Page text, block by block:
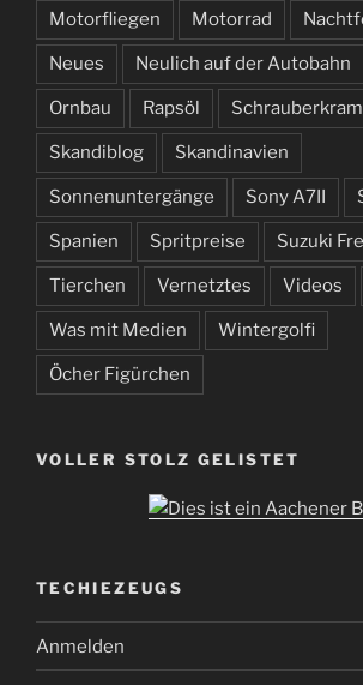
Motorfliegen Motorrad
Neues Neulich auf der Autobahn
Ornbau Rapsöl Schrauberkram
Skandiblog Skandinavien
Sonnenuntergänge Sony A7II
Spanien Spritpreise Suzuki
Tierchen Vernetztes Videos
Was mit Medien Wintergolfi
Öcher Figürchen
VOLLER STOLZ GELISTET
TECHIEZEUGS
Anmelden